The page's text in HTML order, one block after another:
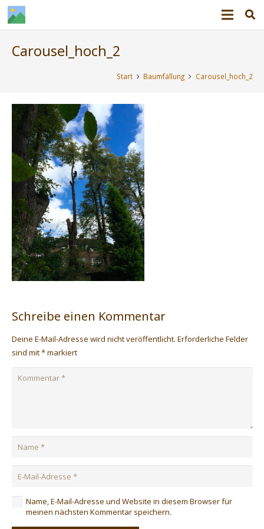
Carousel_hoch_2
Start Baumfällung Carousel_hoch_2
Schreibe einen Kommentar
Deine E-Mail-Adresse wird nicht veröffentlicht. Erforderliche Felder
sind mit*markiert
Name, E-Mail-Adresse und Website in diesem Browser für
meinen nächsten Kommentar speichern.